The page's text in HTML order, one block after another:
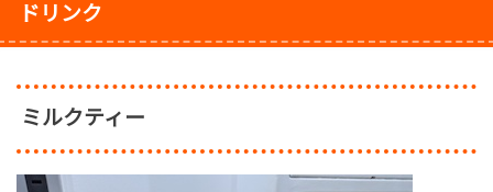
ドリンク
ミルクティー